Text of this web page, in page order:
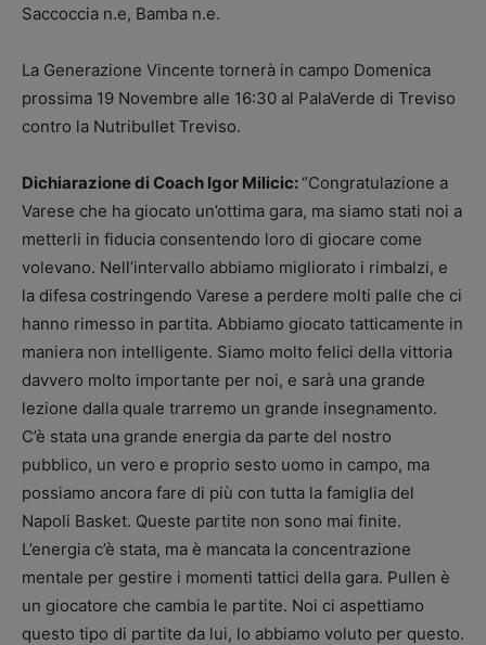
Saccoccia n.e, Bamba n.e.
La Generazione Vincente tornerà in campo Domenica
prossima 19 Novembre alle 16:30 al PalaVerde di Treviso
contro la Nutribullet Treviso.
Dichiarazione di Coach Igor Milicic:“Congratulazione a
Varese che ha giocato un’ottima gara, ma siamo stati noi a
metterli in fiducia consentendo loro di giocare come
volevano. Nell’intervallo abbiamo migliorato i rimbalzi, e
la difesa costringendo Varese a perdere molti palle che ci
hanno rimesso in partita. Abbiamo giocato tatticamente in
maniera non intelligente. Siamo molto felici della vittoria
davvero molto importante per noi, e sarà una grande
lezione dalla quale trarremo un grande insegnamento.
C’è stata una grande energia da parte del nostro
pubblico, un vero e proprio sesto uomo in campo, ma
possiamo ancora fare di più con tutta la famiglia del
Napoli Basket. Queste partite non sono mai finite.
L’energia c’è stata, ma è mancata la concentrazione
mentale per gestire i momenti tattici della gara. Pullen è
un giocatore che cambia le partite. Noi ci aspettiamo
questo tipo di partite da lui, lo abbiamo voluto per questo.